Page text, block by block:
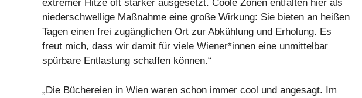
extremer Hitze oft stärker ausgesetzt. Coole Zonen entfalten hier als
niederschwellige Maßnahme eine große Wirkung: Sie bieten an heißen
Tagen einen frei zugänglichen Ort zur Abkühlung und Erholung. Es
freut mich, dass wir damit für viele Wiener*innen eine unmittelbar
spürbare Entlastung schaffen können.“
„Die Büchereien in Wien waren schon immer cool und angesagt. Im